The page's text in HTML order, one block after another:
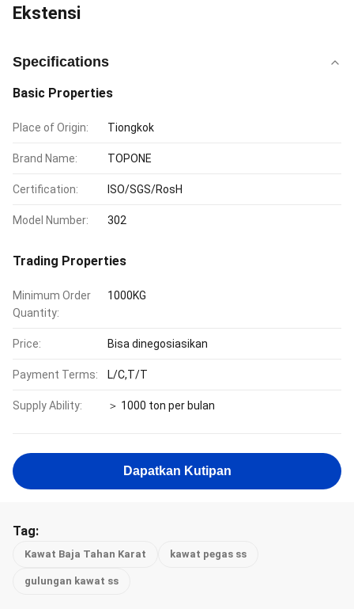
Ekstensi
Specifications
Basic Properties
Place of Origin: Tiongkok
Brand Name: TOPONE
Certification: ISO/SGS/RosH
Model Number: 302
Trading Properties
Minimum Order
Quantity:
1000KG
Price: Bisa dinegosiasikan
Payment Terms: L/C,T/T
Supply Ability: ＞ 1000 ton per bulan
Dapatkan Kutipan
Tag:
Kawat Baja Tahan Karat kawat pegas ss
gulungan kawat ss